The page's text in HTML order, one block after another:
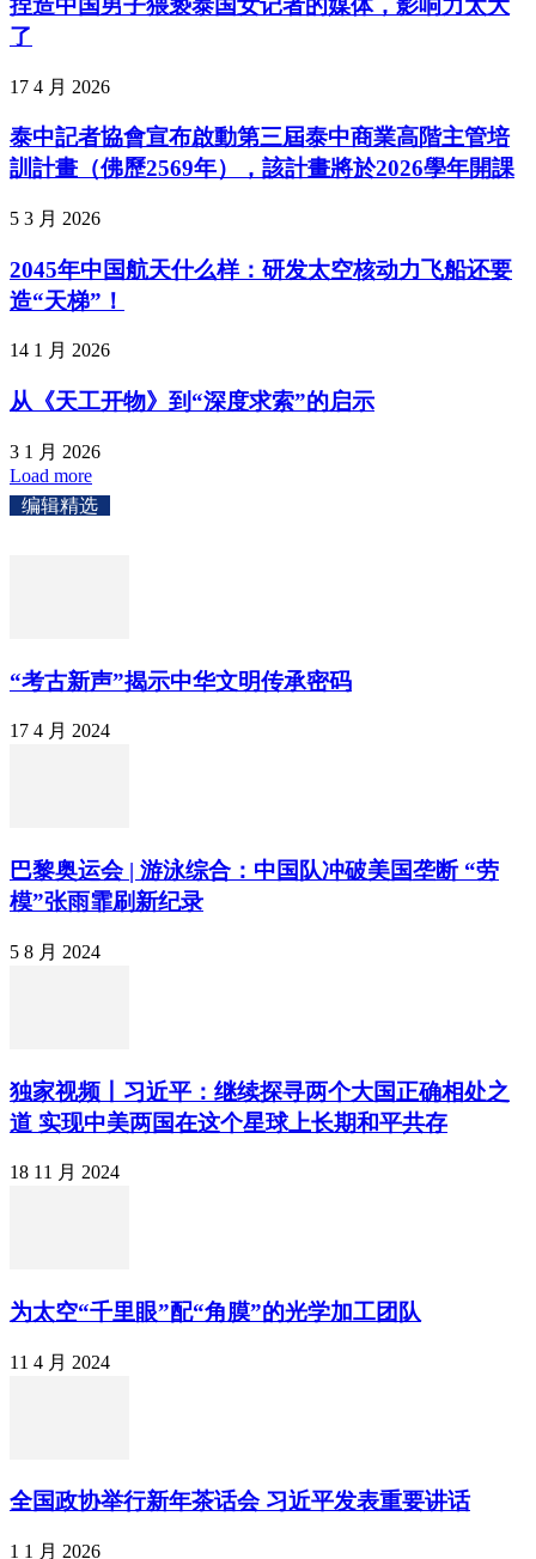
捏造中国男子猥亵泰国女记者的媒体，影响力太大
了
17 4 月 2026
泰中記者協會宣布啟動第三屆泰中商業高階主管培
訓計畫（佛歷2569年），該計畫將於2026學年開課
5 3 月 2026
2045年中国航天什么样：研发太空核动力飞船还要
造“天梯”！
14 1 月 2026
从《天工开物》到“深度求索”的启示
3 1 月 2026
Load more
编辑精选
“考古新声”揭示中华文明传承密码
17 4 月 2024
巴黎奥运会 | 游泳综合：中国队冲破美国垄断 “劳
模”张雨霏刷新纪录
5 8 月 2024
独家视频丨习近平：继续探寻两个大国正确相处之
道 实现中美两国在这个星球上长期和平共存
18 11 月 2024
为太空“千里眼”配“角膜”的光学加工团队
11 4 月 2024
全国政协举行新年茶话会 习近平发表重要讲话
1 1 月 2026